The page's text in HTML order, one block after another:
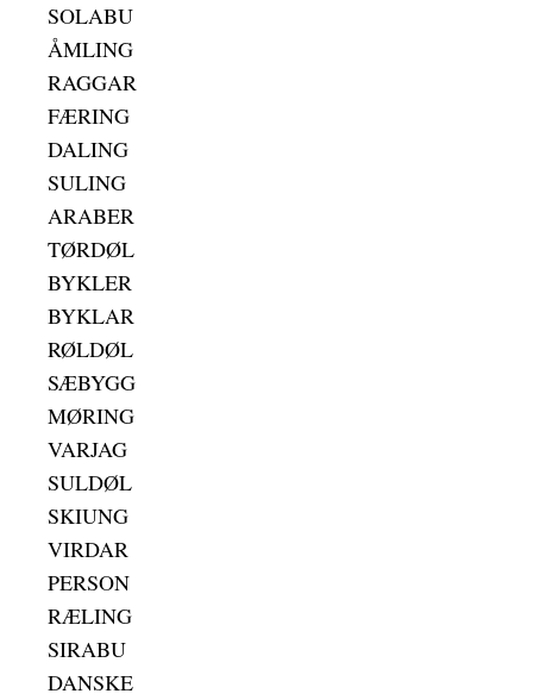
SOLABU
ÅMLING
RAGGAR
FÆRING
DALING
SULING
ARABER
TØRDØL
BYKLER
BYKLAR
RØLDØL
SÆBYGG
MØRING
VARJAG
SULDØL
SKIUNG
VIRDAR
PERSON
RÆLING
SIRABU
DANSKE